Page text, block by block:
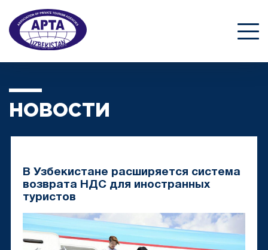
НОВОСТИ
В Узбекистане расширяется система
возврата НДС для иностранных
туристов